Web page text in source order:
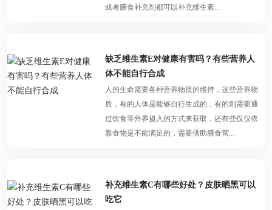
或者膳食补充剂都可以补充维生素...
缺乏维生素E对健康有害吗？有些营养人
体不能自行合成
人的生命需要各种营养物质的维持，这些营养物
质，有的人体是能够自行生成的，有的则需要通
过饮食等外界摄入的方式来获取，还有些仅仅依
靠食物是不能满足的，需要借助膳食营...
补充维生素C有哪些好处？皮肤晒黑可以
吃它